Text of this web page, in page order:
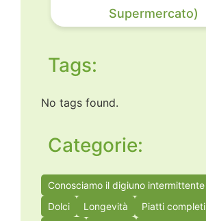
Supermercato)
Tags:
No tags found.
Categorie:
Conosciamo il digiuno intermittente
Dolci
Longevità Piatti completi